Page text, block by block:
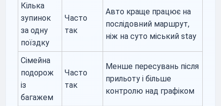
Кілька
зупинок
за одну
поїздку
Часто
так
Авто краще працює на
послідовний маршрут,
ніж на суто міський stay
Сімейна
подорож
із
багажем
Часто
так
Менше пересувань після
прильоту і більше
контролю над графіком